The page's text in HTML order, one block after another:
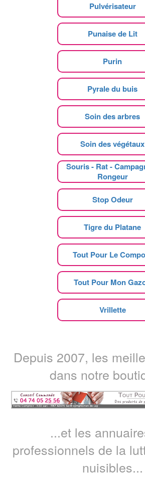
Pulvérisateur
Punaise de Lit
Purin
Pyrale du buis
Soin des arbres
Soin des végétaux
Souris - Rat -
Rongeur
Stop Odeur
Tigre du Platane
Tout Pour Le
Tout Pour Mon
Vrillette
Depuis 2007, les
dans notre
...et les
professionnels de la
nuisibles...